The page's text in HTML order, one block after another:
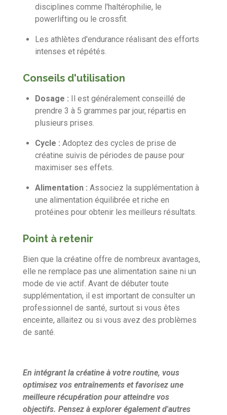
disciplines comme l'haltérophilie, le
powerlifting ou le crossfit.
Les athlètes d'endurance réalisant des efforts
intenses et répétés.
Conseils d'utilisation
Dosage : Il est généralement conseillé de
prendre 3 à 5 grammes par jour, répartis en
plusieurs prises.
Cycle : Adoptez des cycles de prise de
créatine suivis de périodes de pause pour
maximiser ses effets.
Alimentation : Associez la supplémentation à
une alimentation équilibrée et riche en
protéines pour obtenir les meilleurs résultats.
Point à retenir
Bien que la créatine offre de nombreux avantages,
elle ne remplace pas une alimentation saine ni un
mode de vie actif. Avant de débuter toute
supplémentation, il est important de consulter un
professionnel de santé, surtout si vous êtes
enceinte, allaitez ou si vous avez des problèmes
de santé.
En intégrant la créatine à votre routine, vous
optimisez vos entraînements et favorisez une
meilleure récupération pour atteindre vos
objectifs. Pensez à explorer également d'autres